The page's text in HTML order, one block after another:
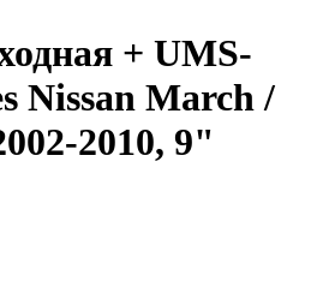
+ UMS-
Nissan March /
2010, 9"